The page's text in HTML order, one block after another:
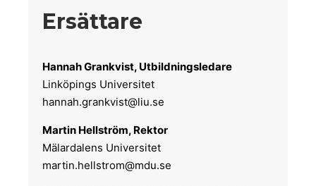
Ersättare
Hannah Grankvist, Utbildningsledare
Linköpings Universitet
hannah.grankvist@liu.se
Martin Hellström, Rektor
Mälardalens Universitet
martin.hellstrom@mdu.se